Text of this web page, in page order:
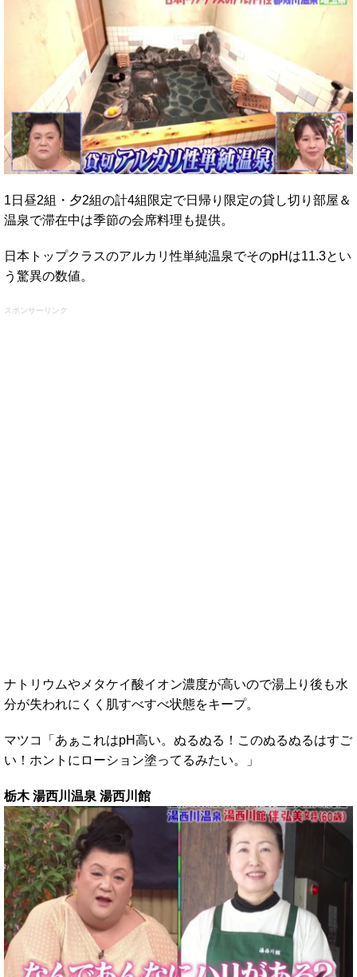
1日昼2組・夕2組の計4組限定で日帰り限定の貸し切り部屋＆
温泉で滞在中は季節の会席料理も提供。
日本トップクラスのアルカリ性単純温泉でそのpHは11.3とい
う驚異の数値。
スポンサーリンク
ナトリウムやメタケイ酸イオン濃度が高いので湯上り後も水
分が失われにくく肌すべすべ状態をキープ。
マツコ「あぁこれはpH高い。ぬるぬる！このぬるぬるはすご
い！ホントにローション塗ってるみたい。」
栃木 湯西川温泉 湯西川館